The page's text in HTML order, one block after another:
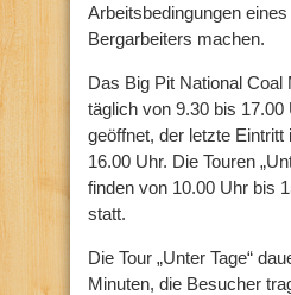
Arbeitsbedingungen eines
Bergarbeiters machen.
Das Big Pit National Coal
täglich von 9.30 bis 17.00
geöffnet, der letzte Eintritt
16.00 Uhr. Die Touren
finden von 10.00 Uhr bis
statt.
Die Tour „Unter Tage“
Minuten, die Besucher